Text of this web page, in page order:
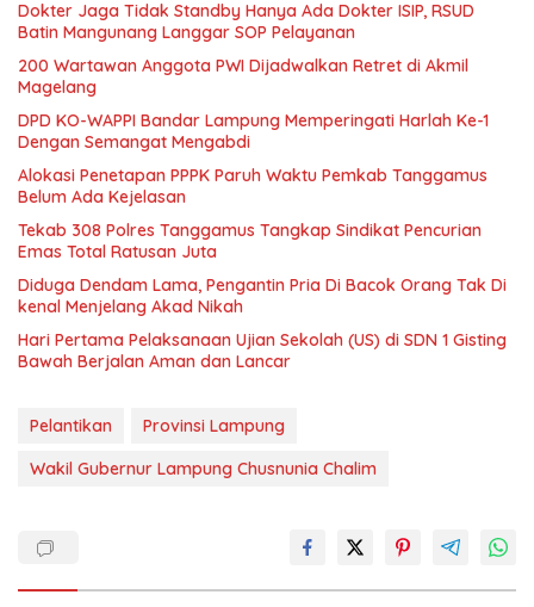
Dokter Jaga Tidak Standby Hanya Ada Dokter ISIP, RSUD
Batin Mangunang Langgar SOP Pelayanan
200 Wartawan Anggota PWI Dijadwalkan Retret di Akmil
Magelang
DPD KO-WAPPI Bandar Lampung Memperingati Harlah Ke-1
Dengan Semangat Mengabdi
Alokasi Penetapan PPPK Paruh Waktu Pemkab Tanggamus
Belum Ada Kejelasan
Tekab 308 Polres Tanggamus Tangkap Sindikat Pencurian
Emas Total Ratusan Juta
Diduga Dendam Lama, Pengantin Pria Di Bacok Orang Tak Di
kenal Menjelang Akad Nikah
Hari Pertama Pelaksanaan Ujian Sekolah (US) di SDN 1 Gisting
Bawah Berjalan Aman dan Lancar
Pelantikan
Provinsi Lampung
Wakil Gubernur Lampung Chusnunia Chalim